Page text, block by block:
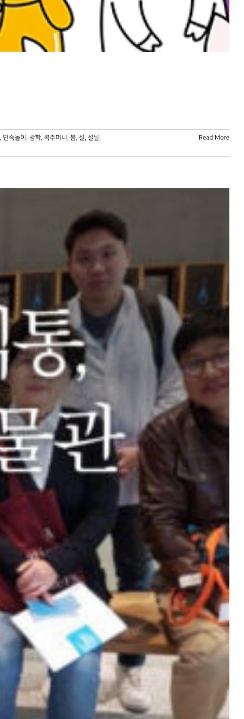
, 민속놀이 , 방학, 복주머니 , 봄, 설, 설날,
Read More